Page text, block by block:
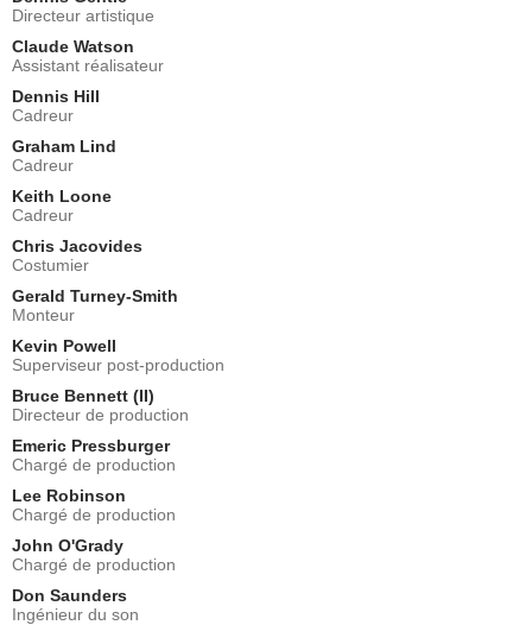
Directeur artistique
Claude Watson
Assistant réalisateur
Dennis Hill
Cadreur
Graham Lind
Cadreur
Keith Loone
Cadreur
Chris Jacovides
Costumier
Gerald Turney-Smith
Monteur
Kevin Powell
Superviseur post-production
Bruce Bennett (II)
Directeur de production
Emeric Pressburger
Chargé de production
Lee Robinson
Chargé de production
John O'Grady
Chargé de production
Don Saunders
Ingénieur du son